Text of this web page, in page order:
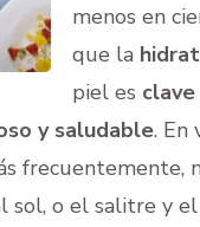
menos en
que la
piel es clave
y saludable. En
frecuentemente,
sol, o el salitre y